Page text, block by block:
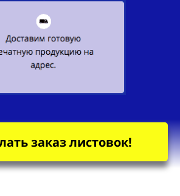
заказ листовок!